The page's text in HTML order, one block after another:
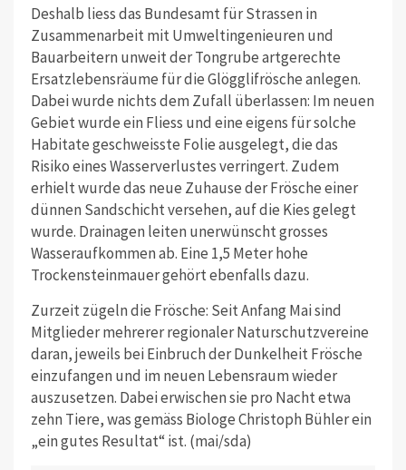
Deshalb liess das Bundesamt für Strassen in
Zusammenarbeit mit Umweltingenieuren und
Bauarbeitern unweit der Tongrube artgerechte
Ersatzlebensräume für die Glögglifrösche anlegen.
Dabei wurde nichts dem Zufall überlassen: Im neuen
Gebiet wurde ein Fliess und eine eigens für solche
Habitate geschweisste Folie ausgelegt, die das
Risiko eines Wasserverlustes verringert. Zudem
erhielt wurde das neue Zuhause der Frösche einer
dünnen Sandschicht versehen, auf die Kies gelegt
wurde. Drainagen leiten unerwünscht grosses
Wasseraufkommen ab. Eine 1,5 Meter hohe
Trockensteinmauer gehört ebenfalls dazu.
Zurzeit zügeln die Frösche: Seit Anfang Mai sind
Mitglieder mehrerer regionaler Naturschutzvereine
daran, jeweils bei Einbruch der Dunkelheit Frösche
einzufangen und im neuen Lebensraum wieder
auszusetzen. Dabei erwischen sie pro Nacht etwa
zehn Tiere, was gemäss Biologe Christoph Bühler ein
„ein gutes Resultat“ ist. (mai/sda)